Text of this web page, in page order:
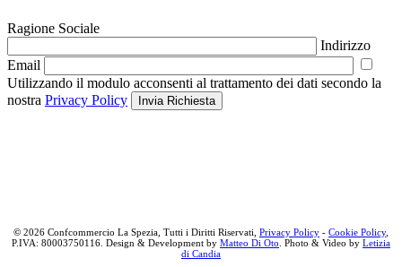
Ragione Sociale
Indirizzo
Email
Utilizzando il modulo acconsenti al trattamento dei dati secondo la
nostra Privacy Policy Invia Richiesta
© 2026 Confcommercio La Spezia, Tutti i Diritti Riservati, Privacy Policy - Cookie Policy,
P.IVA: 80003750116. Design & Development by Matteo Di Oto . Photo & Video by Letizia
di Candia